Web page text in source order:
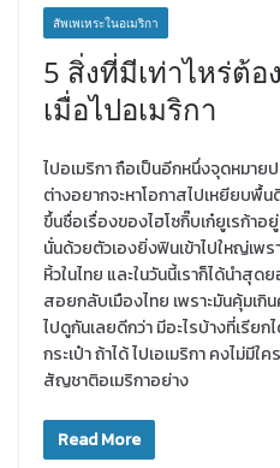
สัพเพเหระในอเมริกา
5 สิ่งที่มีเท่าไหร่ต้อ
เมื่อไปอเมริกา
ไปอเมริกา ถือเป็นอีกหนึ่งจุดหมา
ต่างอยากจะหาโอกาสไปเหยียบพื้
ขึ้นชื่อเรื่องของไฮโซกิ๊บเก๋ยูเรก้า
นั่นด้วยตัวเองยิ่งฟินเข้าไปใหญ่เพร
หิ้วในไทย และในวันนี้เราก็ได้นำสุ
สอยกลับเมืองไทย เพราะมันคุ้มเกิ
ไปดูกันเลยดีกว่า มีอะไรบ้างที่เรียก
กระเป๋า ถ้าได้ ไปเอเมริกา คงไม่มี
สัญชาติอเมริกาอย่าง
Read More